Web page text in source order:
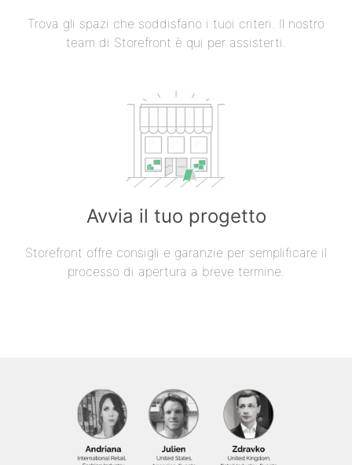
Trova gli spazi che soddisfano i tuoi criteri. Il nostro
team di Storefront è qui per assisterti.
Avvia il tuo progetto
Storefront offre consigli e garanzie per semplificare il
processo di apertura a breve termine.